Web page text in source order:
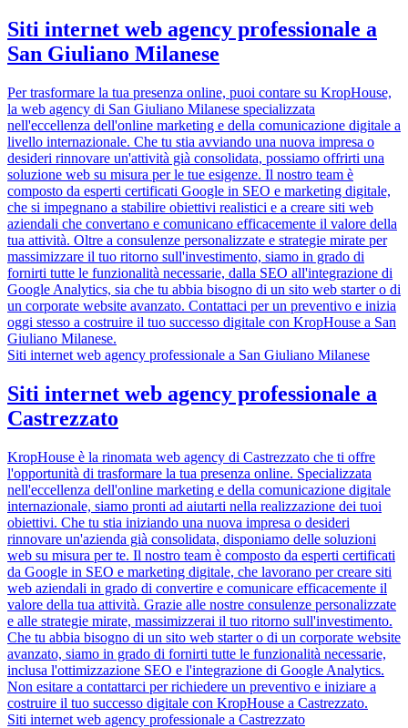
Siti internet web agency professionale a
San Giuliano Milanese
Per trasformare la tua presenza online, puoi contare su KropHouse,
la web agency di San Giuliano Milanese specializzata
nell'eccellenza dell'online marketing e della comunicazione digitale a
livello internazionale. Che tu stia avviando una nuova impresa o
desideri rinnovare un'attività già consolidata, possiamo offrirti una
soluzione web su misura per le tue esigenze. Il nostro team è
composto da esperti certificati Google in SEO e marketing digitale,
che si impegnano a stabilire obiettivi realistici e a creare siti web
aziendali che convertano e comunicano efficacemente il valore della
tua attività. Oltre a consulenze personalizzate e strategie mirate per
massimizzare il tuo ritorno sull'investimento, siamo in grado di
fornirti tutte le funzionalità necessarie, dalla SEO all'integrazione di
Google Analytics, sia che tu abbia bisogno di un sito web starter o di
un corporate website avanzato. Contattaci per un preventivo e inizia
oggi stesso a costruire il tuo successo digitale con KropHouse a San
Giuliano Milanese.
Siti internet web agency professionale a San Giuliano Milanese
Siti internet web agency professionale a
Castrezzato
KropHouse è la rinomata web agency di Castrezzato che ti offre
l'opportunità di trasformare la tua presenza online. Specializzata
nell'eccellenza dell'online marketing e della comunicazione digitale
internazionale, siamo pronti ad aiutarti nella realizzazione dei tuoi
obiettivi. Che tu stia iniziando una nuova impresa o desideri
rinnovare un'azienda già consolidata, disponiamo delle soluzioni
web su misura per te. Il nostro team è composto da esperti certificati
da Google in SEO e marketing digitale, che lavorano per creare siti
web aziendali in grado di convertire e comunicare efficacemente il
valore della tua attività. Grazie alle nostre consulenze personalizzate
e alle strategie mirate, massimizzerai il tuo ritorno sull'investimento.
Che tu abbia bisogno di un sito web starter o di un corporate website
avanzato, siamo in grado di fornirti tutte le funzionalità necessarie,
inclusa l'ottimizzazione SEO e l'integrazione di Google Analytics.
Non esitare a contattarci per richiedere un preventivo e iniziare a
costruire il tuo successo digitale con KropHouse a Castrezzato.
Siti internet web agency professionale a Castrezzato